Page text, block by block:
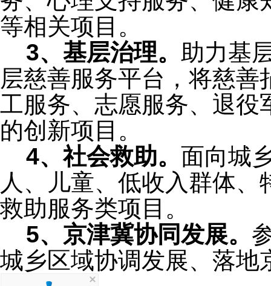
等相关项目。
3、基层治理。 助力基
层慈善服务平台，将慈
工服务、志愿服务、退役
的创新项目。
4、社会救助。 面向城
人、儿童、低收入群体
救助服务类项目。
5、京津冀协同发展。
城乡区域协调发展、落地